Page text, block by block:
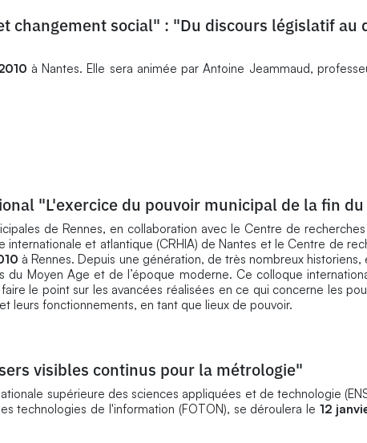
changement social" : "Du discours législatif au
à Nantes. Elle sera animée par Antoine Jeammaud,
"L'exercice du pouvoir municipal de la fin du
de Rennes, en collaboration avec le Centre de recherches
internationale et atlantique (CRHIA) de Nantes et le Centre de
à Rennes. Depuis une génération, de très nombreux historiens,
du Moyen Age et de l’époque moderne. Ce colloque
le point sur les avancées réalisées en ce qui concerne les
leurs fonctionnements, en tant que lieux de pouvoir.
visibles continus pour la métrologie"
supérieure des sciences appliquées et de technologie
technologies de l'information (FOTON), se déroulera le 12